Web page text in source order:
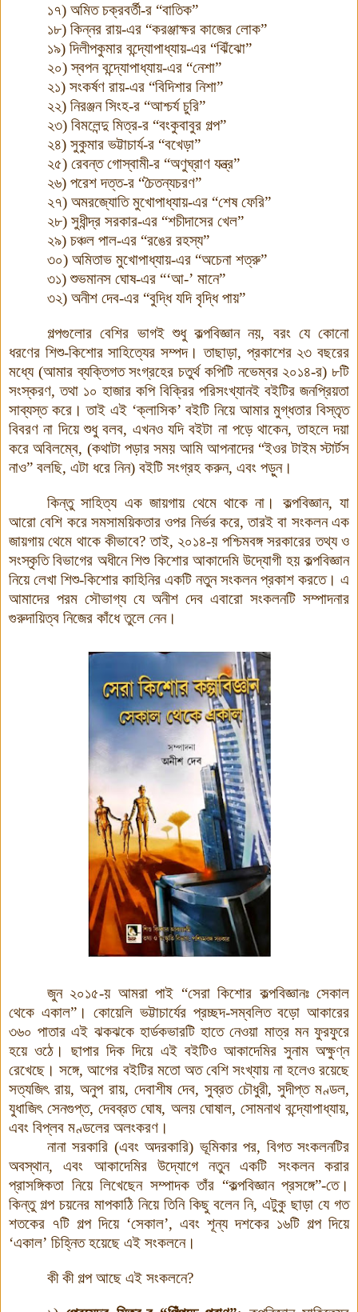
১৭) অমিত চক্রবর্তী-র “বাতিক”
১৮) কিন্নর রায়-এর “করঞ্জাক্ষর কাজের লোক”
১৯) দিলীপকুমার বন্দ্যোপাধ্যায়-এর “ঝিঁঝো”
২০) স্বপন বন্দ্যোপাধ্যায়-এর “নেশা”
২১) সংকর্ষণ রায়-এর “বিদিশার নিশা”
২২) নিরঞ্জন সিংহ-র “আশ্চর্য চুরি”
২৩) বিমলেন্দু মিত্র-র “বংকুবাবুর গল্প”
২৪) সুকুমার ভট্টাচার্য-র “বখেড়া”
২৫) রেবন্ত গোস্বামী-র “অণুঘ্রাণ যন্ত্র”
২৬) পরেশ দত্ত-র “চৈতন্যচরণ”
২৭) অমরজ্যোতি মুখোপাধ্যায়-এর “শেষ ফেরি”
২৮) সুধীন্দ্র সরকার-এর “শচীদাসের খেল”
২৯) চঞ্চল পাল-এর “রঙের রহস্য”
৩০) অমিতাভ মুখোপাধ্যায়-এর “অচেনা শত্রু”
৩১) শুভমানস ঘোষ-এর “‘আ-’ মানে”
৩২) অনীশ দেব-এর “বুদ্ধি যদি বৃদ্ধি পায়”
গল্পগুলোর বেশির ভাগই শুধু কল্পবিজ্ঞান নয়, বরং যে কোনো
ধরণের শিশু-কিশোর সাহিত্যের সম্পদ। তাছাড়া, প্রকাশের ২৩ বছরের
মধ্যে (আমার ব্যক্তিগত সংগ্রহের চতুর্থ কপিটি নভেম্বর ২০১৪-র) ৮টি
সংস্করণ, তথা ১০ হাজার কপি বিক্রির পরিসংখ্যানই বইটির জনপ্রিয়তা
সাব্যস্ত করে। তাই এই ‘ক্লাসিক’ বইটি নিয়ে আমার মুগ্ধতার বিস্তৃত
বিবরণ না দিয়ে শুধু বলব, এখনও যদি বইটা না পড়ে থাকেন, তাহলে দয়া
করে অবিলম্বে, (কথাটা পড়ার সময় আমি আপনাদের “ইওর টাইম স্টার্টস
নাও” বলছি, এটা ধরে নিন) বইটি সংগ্রহ করুন, এবং পড়ুন।
কিন্তু সাহিত্য এক জায়গায় থেমে থাকে না। কল্পবিজ্ঞান, যা
আরো বেশি করে সমসাময়িকতার ওপর নির্ভর করে, তারই বা সংকলন এক
জায়গায় থেমে থাকে কীভাবে? তাই, ২০১৪-য় পশ্চিমবঙ্গ সরকারের তথ্য ও
সংস্কৃতি বিভাগের অধীনে শিশু কিশোর আকাদেমি উদ্যোগী হয় কল্পবিজ্ঞান
নিয়ে লেখা শিশু-কিশোর কাহিনির একটি নতুন সংকলন প্রকাশ করতে। এ
আমাদের পরম সৌভাগ্য যে অনীশ দেব এবারো সংকলনটি সম্পাদনার
গুরুদায়িত্ব নিজের কাঁধে তুলে নেন।
জুন ২০১৫-য় আমরা পাই “সেরা কিশোর কল্পবিজ্ঞানঃ সেকাল
থেকে একাল”। কোয়েলি ভট্টাচার্যের প্রচ্ছদ-সম্বলিত বড়ো আকারের
৩৬০ পাতার এই ঝকঝকে হার্ডকভারটি হাতে নেওয়া মাত্র মন ফুরফুরে
হয়ে ওঠে। ছাপার দিক দিয়ে এই বইটিও আকাদেমির সুনাম অক্ষুণ্ন
রেখেছে। সঙ্গে, আগের বইটির মতো অত বেশি সংখ্যায় না হলেও রয়েছে
সত্যজিৎ রায়, অনুপ রায়, দেবাশীষ দেব, সুব্রত চৌধুরী, সুদীপ্ত মণ্ডল,
যুধাজিৎ সেনগুপ্ত, দেবব্রত ঘোষ, অলয় ঘোষাল, সোমনাথ বন্দ্যোপাধ্যায়,
এবং বিপ্লব মণ্ডলের অলংকরণ।
নানা সরকারি (এবং অদরকারি) ভূমিকার পর, বিগত সংকলনটির
অবস্থান, এবং আকাদেমির উদ্যোগে নতুন একটি সংকলন করার
প্রাসঙ্গিকতা নিয়ে লিখেছেন সম্পাদক তাঁর “কল্পবিজ্ঞান প্রসঙ্গে”-তে।
কিন্তু গল্প চয়নের মাপকাঠি নিয়ে তিনি কিছু বলেন নি, এটুকু ছাড়া যে গত
শতকের ৭টি গল্প দিয়ে ‘সেকাল’, এবং শূন্য দশকের ১৬টি গল্প দিয়ে
‘একাল’ চিহ্নিত হয়েছে এই সংকলনে।
কী কী গল্প আছে এই সংকলনে?